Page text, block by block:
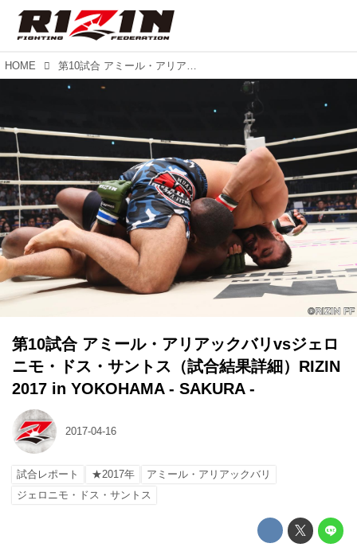
HOME 第10試合 アミール・アリアックバリvsジェロニモ・ドス・サントス（試合結果詳細）RIZIN 2017 in YOKOHAMA - SAKURA -
第10試合 アミール・アリアックバリvsジェロ
ニモ・ドス・サントス（試合結果詳細）RIZIN
2017 in YOKOHAMA - SAKURA -
2017-04-16
試合レポート ★2017年
アミール・アリアックバリ
ジェロニモ・ドス・サントス